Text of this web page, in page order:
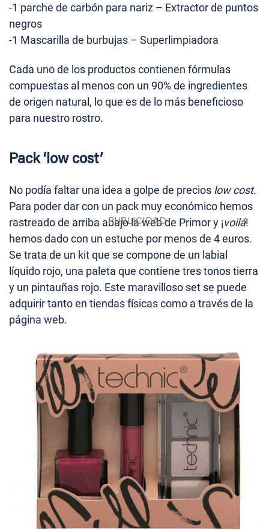
-1 parche de carbón para nariz – Extractor de puntos
negros
-1 Mascarilla de burbujas – Superlimpiadora
Cada uno de los productos contienen fórmulas
compuestas al menos con un 90% de ingredientes
de origen natural, lo que es de lo más beneficioso
para nuestro rostro.
Pack ‘low cost’
No podía faltar una idea a golpe de precios low cost.
Para poder dar con un pack muy económico hemos
rastreado de arriba abajo la web de Primor y ¡voilá!
hemos dado con un estuche por menos de 4 euros.
Se trata de un kit que se compone de un labial
líquido rojo, una paleta que contiene tres tonos tierra
y un pintauñas rojo. Este maravilloso set se puede
adquirir tanto en tiendas físicas como a través de la
página web.